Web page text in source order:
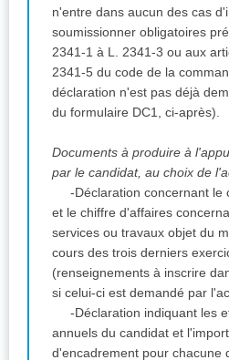
n'entre dans aucun des cas
soumissionner obligatoires
2341-1 à L. 2341-3 ou aux
2341-5 du code de la
déclaration n'est pas déjà
du formulaire DC1, ci-après).
Documents à produire à
par le candidat, au choix de
-Déclaration concernant le
et le chiffre d'affaires
services ou travaux objet du
cours des trois derniers
(renseignements à inscrire
si celui-ci est demandé par
-Déclaration indiquant les
annuels du candidat et
d'encadrement pour chacune